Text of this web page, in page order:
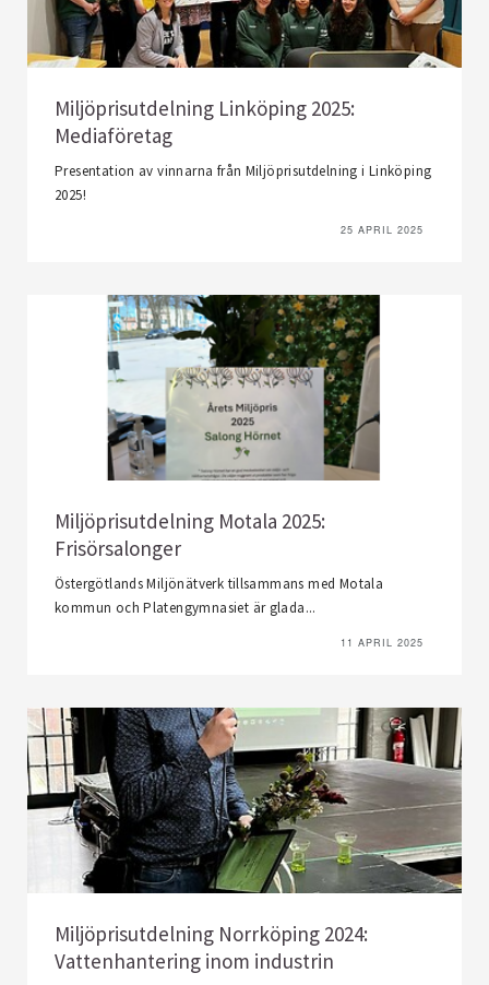
Miljöprisutdelning Linköping 2025:
Mediaföretag
Presentation av vinnarna från Miljöprisutdelning i Linköping
2025!
25 APRIL 2025
Miljöprisutdelning Motala 2025:
Frisörsalonger
Östergötlands Miljönätverk tillsammans med Motala
kommun och Platengymnasiet är glada...
11 APRIL 2025
Miljöprisutdelning Norrköping 2024:
Vattenhantering inom industrin